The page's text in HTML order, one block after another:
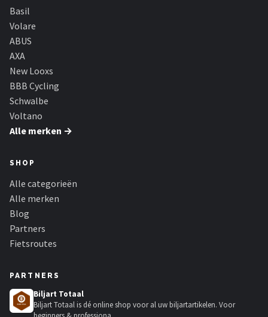
BBB Cycling
Schwalbe
Voltano
Shimano
Basil
Volare
ABUS
AXA
New Looxs
BBB Cycling
Schwalbe
Voltano
Alle merken →
SHOP
Alle categorieën
Alle merken
Blog
Partners
Fietsroutes
PARTNERS
Biljart Totaal
Biljart Totaal is dé online shop voor al uw biljartartikelen. Voor